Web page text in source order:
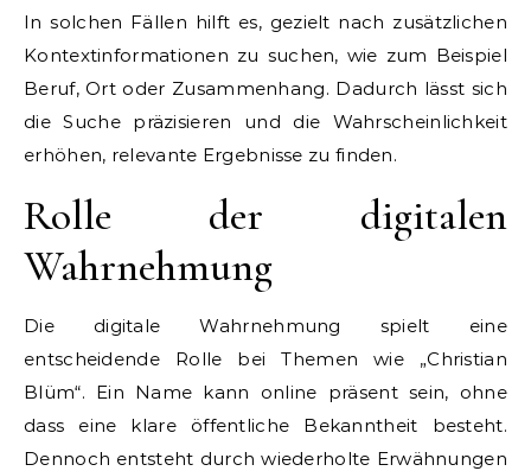
In solchen Fällen hilft es, gezielt nach zusätzlichen
Kontextinformationen zu suchen, wie zum Beispiel
Beruf, Ort oder Zusammenhang. Dadurch lässt sich
die Suche präzisieren und die Wahrscheinlichkeit
erhöhen, relevante Ergebnisse zu finden.
Rolle der digitalen
Wahrnehmung
Die digitale Wahrnehmung spielt eine
entscheidende Rolle bei Themen wie „Christian
Blüm“. Ein Name kann online präsent sein, ohne
dass eine klare öffentliche Bekanntheit besteht.
Dennoch entsteht durch wiederholte Erwähnungen